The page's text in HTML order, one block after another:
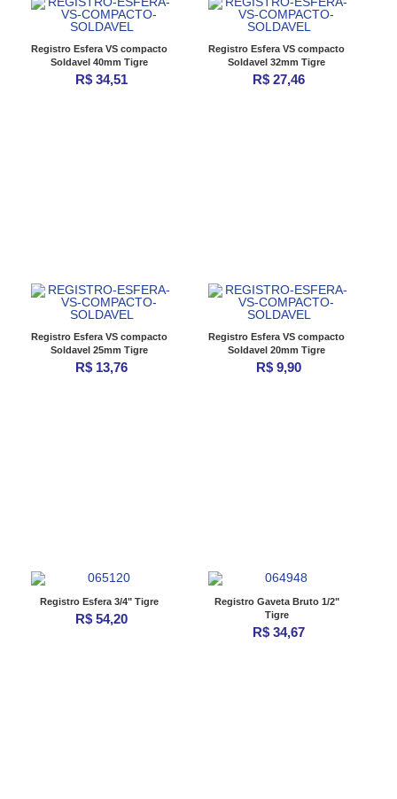
Registro Esfera VS compacto
Soldavel 40mm Tigre
R$ 34,51
Registro Esfera VS compacto
Soldavel 32mm Tigre
R$ 27,46
Registro Esfera VS compacto
Soldavel 25mm Tigre
R$ 13,76
Registro Esfera VS compacto
Soldavel 20mm Tigre
R$ 9,90
Registro Esfera 3/4" Tigre
R$ 54,20
Registro Gaveta Bruto 1/2"
Tigre
R$ 34,67